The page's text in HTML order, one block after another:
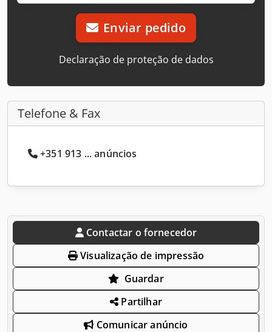
Enviar pedido
Declaração de proteção de dados
Telefone & Fax
+351 913 ... anúncios
Contactar o fornecedor
Visualização de impressão
Guardar
Partilhar
Comunicar anúncio